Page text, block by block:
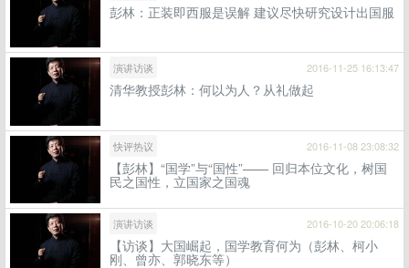
彭林：正装即西服是误解 建议尽快研究设计出国服
演讲访谈 2016-11-25 16:13:47
清华教授彭林：何以为人？从礼做起
快评热议 2016-11-08 23:08:32
【彭林】“国学”与“国性”—— 回归本位文化，树国
民之国性，立国家之国魂
演讲访谈 2016-10-20 20:06:18
【访谈】大国崛起，国学教育何为（彭林、柯小
刚、曾亦、郭晓东等）